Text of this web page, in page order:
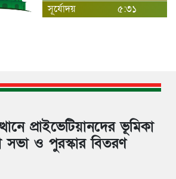
সূর্যোদয়
৫:৩১
প্রাইভেটিয়ানদের ভূমিকা
ও পুরস্কার বিতরণ